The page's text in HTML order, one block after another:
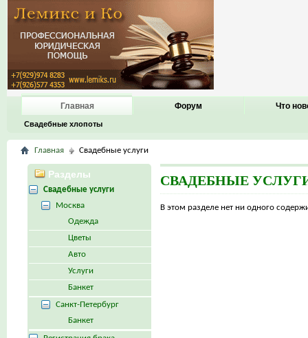
Главная
Свадебные хлопоты
Форум Что
Главная Свадебные услуги
СВАДЕБНЫЕ
В этом разделе нет ни одного
Разделы
Свадебные услуги
Москва
Одежда
Цветы
Авто
Услуги
Банкет
Санкт-Петербург
Банкет